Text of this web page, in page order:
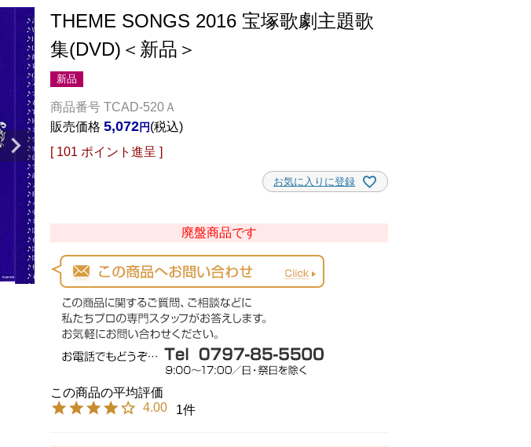
THEME SONGS 2016 宝塚歌劇主題歌
集(DVD)＜新品＞
新品
商品番号 TCAD-520Ａ
販売価格 5,072
税込
[ 101 ポイント進呈 ]
お気に入りに登録
廃盤商品です
4.00 1